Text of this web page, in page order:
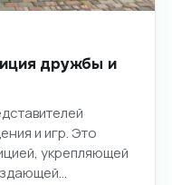
дружбы и
и игр. Это
укрепляющей